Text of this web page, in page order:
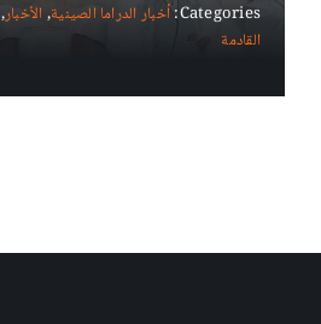
Categories: أخبار الدراما الصينية,الأخبار,
القادمة